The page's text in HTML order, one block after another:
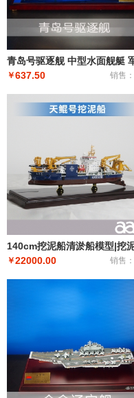
￥637.50 销售：
￥22000.00 销售：